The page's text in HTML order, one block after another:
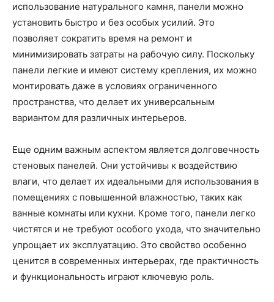
использование натурального камня, панели можно
установить быстро и без особых усилий. Это
позволяет сократить время на ремонт и
минимизировать затраты на рабочую силу. Поскольку
панели легкие и имеют систему крепления, их можно
монтировать даже в условиях ограниченного
пространства, что делает их универсальным
вариантом для различных интерьеров.
Еще одним важным аспектом является долговечность
стеновых панелей. Они устойчивы к воздействию
влаги, что делает их идеальными для использования в
помещениях с повышенной влажностью, таких как
ванные комнаты или кухни. Кроме того, панели легко
чистятся и не требуют особого ухода, что значительно
упрощает их эксплуатацию. Это свойство особенно
ценится в современных интерьерах, где практичность
и функциональность играют ключевую роль.